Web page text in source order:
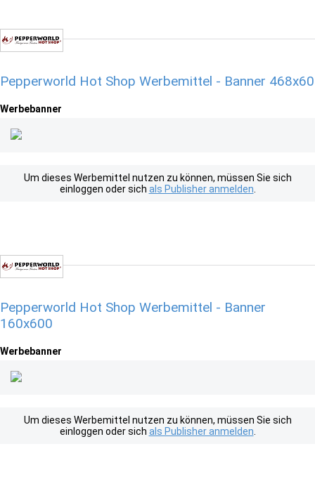
Pepperworld Hot Shop Werbemittel - Banner 468x60
Werbebanner
Um dieses Werbemittel nutzen zu können, müssen Sie sich
einloggen oder sich als Publisher anmelden
Pepperworld Hot Shop Werbemittel - Banner
160x600
Werbebanner
Um dieses Werbemittel nutzen zu können, müssen Sie sich
einloggen oder sich als Publisher anmelden